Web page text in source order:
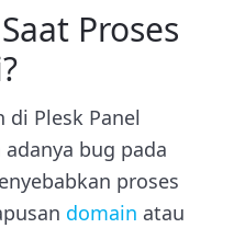
Proses
di Plesk Panel
bug pada
proses
domain atau